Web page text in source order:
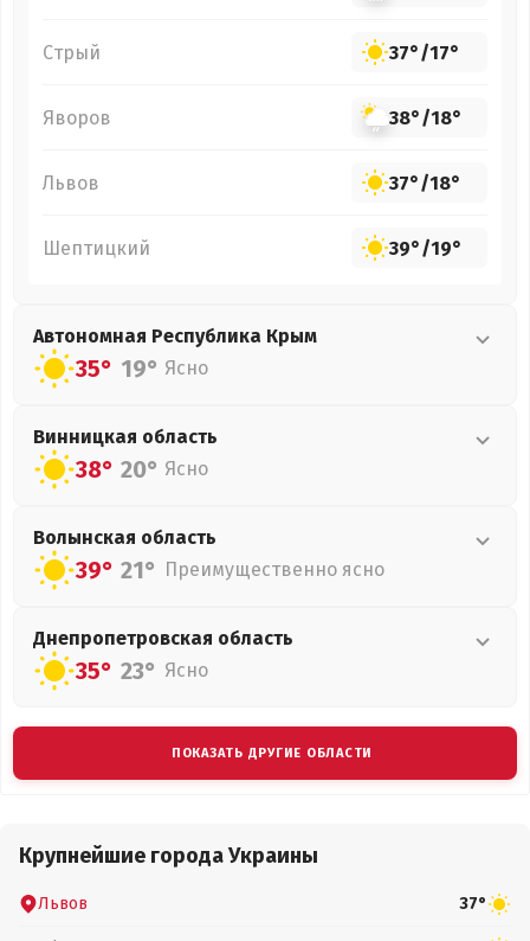
Стрый 37°/17°
Яворов 38°/18°
Львов 37°/18°
Шептицкий 39°/19°
Автономная Республика Крым
35° 19° Ясно
Винницкая область
38° 20° Ясно
Волынская область
39° 21° Преимущественно ясно
Днепропетровская область
35° 23° Ясно
ПОКАЗАТЬ ДРУГИЕ ОБЛАСТИ
Крупнейшие города Украины
Львов 37°